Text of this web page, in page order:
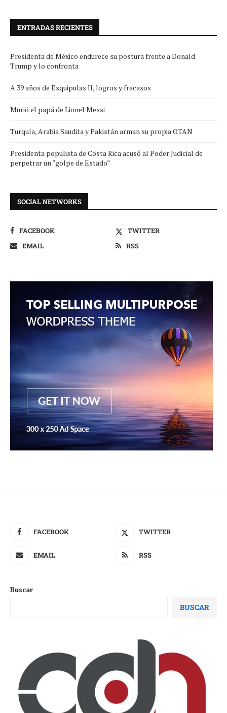
ENTRADAS RECIENTES
Presidenta de México endurece su postura frente a Donald
Trump y lo confronta
A 39 años de Esquipulas II, logros y fracasos
Murió el papá de Lionel Messi
Turquía, Arabia Saudita y Pakistán arman su propia OTAN
Presidenta populista de Costa Rica acusó al Poder Judicial de
perpetrar un “golpe de Estado”
SOCIAL NETWORKS
FACEBOOK
TWITTER
EMAIL
RSS
FACEBOOK TWITTER
EMAIL RSS
Buscar
BUSCAR